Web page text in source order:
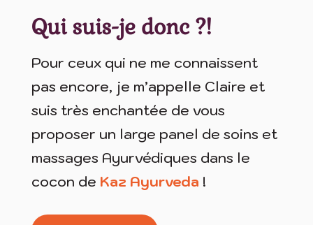
Qui suis-je donc ?!
Pour ceux qui ne me connaissent
pas encore, je m’appelle Claire et
suis très enchantée de vous
proposer un large panel de soins et
massages Ayurvédiques dans le
cocon de Kaz Ayurveda !